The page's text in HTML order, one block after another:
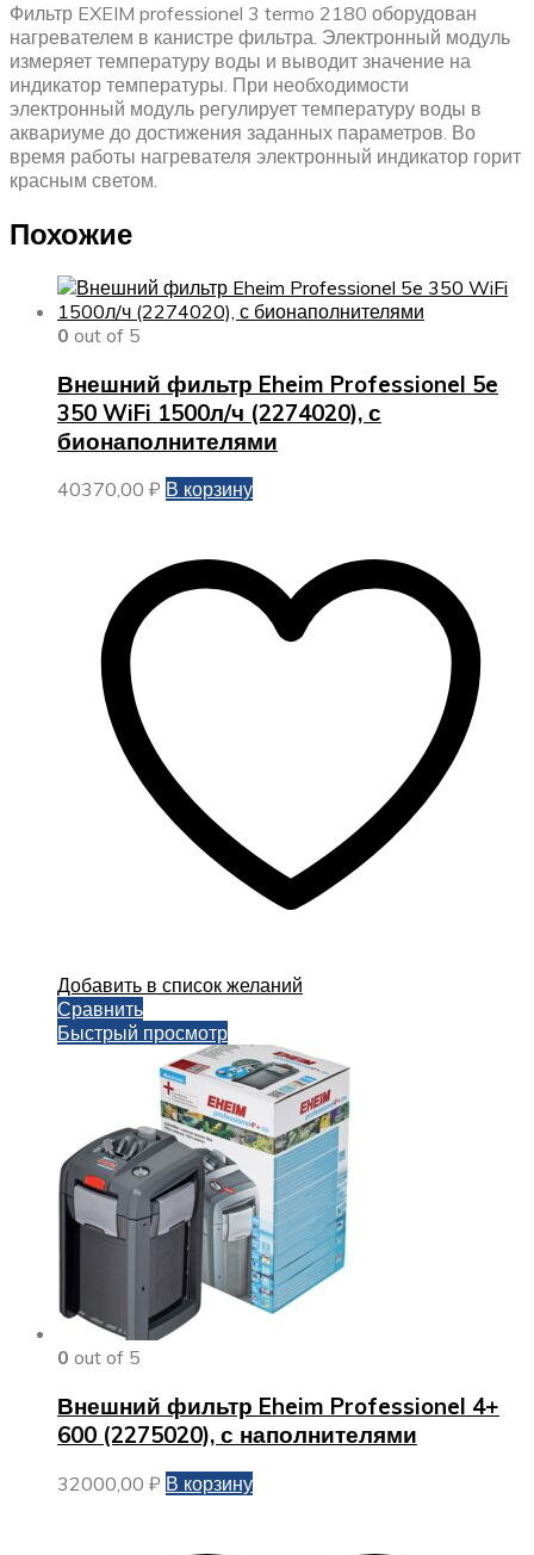
Фильтр EXEIM professionel 3 termo 2180 оборудован
нагревателем в канистре фильтра. Электронный модуль
измеряет температуру воды и выводит значение на
индикатор температуры. При необходимости
электронный модуль регулирует температуру воды в
аквариуме до достижения заданных параметров. Во
время работы нагревателя электронный индикатор горит
красным светом.
Похожие
0 out of 5
Внешний фильтр Eheim Professionel 5e
350 WiFi 1500л/ч (2274020), с
бионаполнителями
40370,00 ₽ В корзину
Добавить в список желаний
Сравнить
Быстрый просмотр
0 out of 5
Внешний фильтр Eheim Professionel 4+
600 (2275020), с наполнителями
32000,00 ₽ В корзину